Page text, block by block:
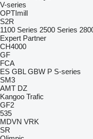
V-series
OPTImill
S2R
1100 Series 2500 Series
Expert Partner
CH4000
GF
FCA
ES GBL GBW P S-series
SM3
AMT DZ
Kangoo Trafic
GF2
535
MDVN VRK
SR